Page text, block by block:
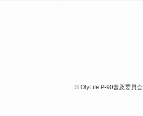
© OlyLife P-90普及委員会.